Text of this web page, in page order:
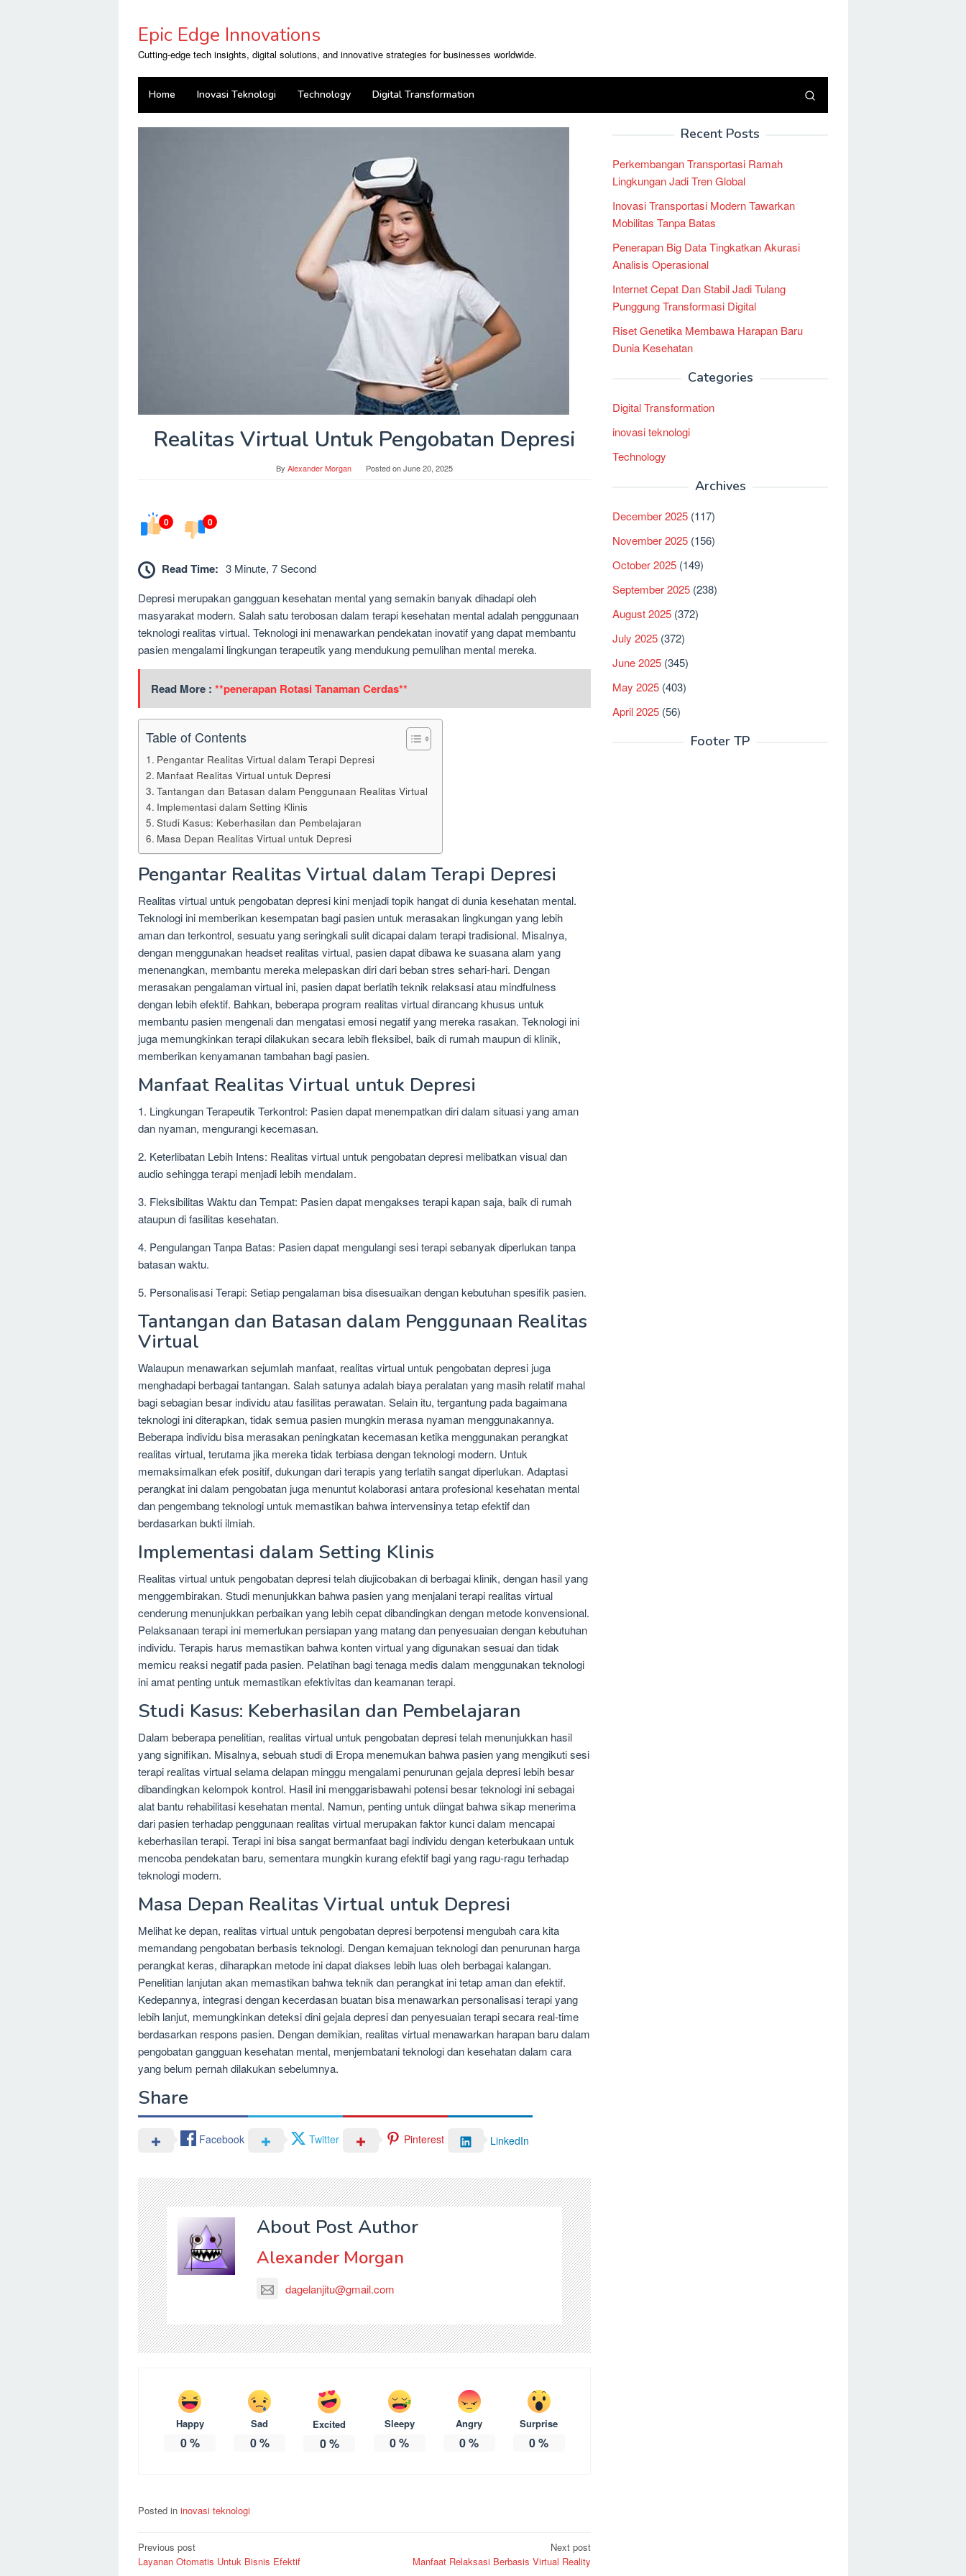
contentEpic Edge Innovations
Cutting-edge tech insights, digital solutions, and innovative strategies for businesses worldwide.
Home Inovasi Teknologi Technology Digital Transformation
Realitas Virtual Untuk Pengobatan Depresi
By Alexander Morgan Posted onJune 20, 2025
0 0
Read Time: 3 Minute, 7 Second
Depresi merupakan gangguan kesehatan mental yang semakin banyak dihadapi oleh
masyarakat modern. Salah satu terobosan dalam terapi kesehatan mental adalah penggunaan
teknologi realitas virtual. Teknologi ini menawarkan pendekatan inovatif yang dapat membantu
pasien mengalami lingkungan terapeutik yang mendukung pemulihan mental mereka.
Read More : **penerapan Rotasi Tanaman Cerdas**
Table of Contents
Pengantar Realitas Virtual dalam Terapi Depresi
Manfaat Realitas Virtual untuk Depresi
Tantangan dan Batasan dalam Penggunaan Realitas Virtual
Implementasi dalam Setting Klinis
Studi Kasus: Keberhasilan dan Pembelajaran
Masa Depan Realitas Virtual untuk Depresi
Pengantar Realitas Virtual dalam Terapi Depresi
Realitas virtual untuk pengobatan depresi kini menjadi topik hangat di dunia kesehatan mental.
Teknologi ini memberikan kesempatan bagi pasien untuk merasakan lingkungan yang lebih
aman dan terkontrol, sesuatu yang seringkali sulit dicapai dalam terapi tradisional. Misalnya,
dengan menggunakan headset realitas virtual, pasien dapat dibawa ke suasana alam yang
menenangkan, membantu mereka melepaskan diri dari beban stres sehari-hari. Dengan
merasakan pengalaman virtual ini, pasien dapat berlatih teknik relaksasi atau mindfulness
dengan lebih efektif. Bahkan, beberapa program realitas virtual dirancang khusus untuk
membantu pasien mengenali dan mengatasi emosi negatif yang mereka rasakan. Teknologi ini
juga memungkinkan terapi dilakukan secara lebih fleksibel, baik di rumah maupun di klinik,
memberikan kenyamanan tambahan bagi pasien.
Manfaat Realitas Virtual untuk Depresi
1. Lingkungan Terapeutik Terkontrol: Pasien dapat menempatkan diri dalam situasi yang aman
dan nyaman, mengurangi kecemasan.
2. Keterlibatan Lebih Intens: Realitas virtual untuk pengobatan depresi melibatkan visual dan
audio sehingga terapi menjadi lebih mendalam.
3. Fleksibilitas Waktu dan Tempat: Pasien dapat mengakses terapi kapan saja, baik di rumah
ataupun di fasilitas kesehatan.
4. Pengulangan Tanpa Batas: Pasien dapat mengulangi sesi terapi sebanyak diperlukan tanpa
batasan waktu.
5. Personalisasi Terapi: Setiap pengalaman bisa disesuaikan dengan kebutuhan spesifik pasien.
Tantangan dan Batasan dalam Penggunaan Realitas
Virtual
Walaupun menawarkan sejumlah manfaat, realitas virtual untuk pengobatan depresi juga
menghadapi berbagai tantangan. Salah satunya adalah biaya peralatan yang masih relatif mahal
bagi sebagian besar individu atau fasilitas perawatan. Selain itu, tergantung pada bagaimana
teknologi ini diterapkan, tidak semua pasien mungkin merasa nyaman menggunakannya.
Beberapa individu bisa merasakan peningkatan kecemasan ketika menggunakan perangkat
realitas virtual, terutama jika mereka tidak terbiasa dengan teknologi modern. Untuk
memaksimalkan efek positif, dukungan dari terapis yang terlatih sangat diperlukan. Adaptasi
perangkat ini dalam pengobatan juga menuntut kolaborasi antara profesional kesehatan mental
dan pengembang teknologi untuk memastikan bahwa intervensinya tetap efektif dan
berdasarkan bukti ilmiah.
Implementasi dalam Setting Klinis
Realitas virtual untuk pengobatan depresi telah diujicobakan di berbagai klinik, dengan hasil yang
menggembirakan. Studi menunjukkan bahwa pasien yang menjalani terapi realitas virtual
cenderung menunjukkan perbaikan yang lebih cepat dibandingkan dengan metode konvensional.
Pelaksanaan terapi ini memerlukan persiapan yang matang dan penyesuaian dengan kebutuhan
individu. Terapis harus memastikan bahwa konten virtual yang digunakan sesuai dan tidak
memicu reaksi negatif pada pasien. Pelatihan bagi tenaga medis dalam menggunakan teknologi
ini amat penting untuk memastikan efektivitas dan keamanan terapi.
Studi Kasus: Keberhasilan dan Pembelajaran
Dalam beberapa penelitian, realitas virtual untuk pengobatan depresi telah menunjukkan hasil
yang signifikan. Misalnya, sebuah studi di Eropa menemukan bahwa pasien yang mengikuti sesi
terapi realitas virtual selama delapan minggu mengalami penurunan gejala depresi lebih besar
dibandingkan kelompok kontrol. Hasil ini menggarisbawahi potensi besar teknologi ini sebagai
alat bantu rehabilitasi kesehatan mental. Namun, penting untuk diingat bahwa sikap menerima
dari pasien terhadap penggunaan realitas virtual merupakan faktor kunci dalam mencapai
keberhasilan terapi. Terapi ini bisa sangat bermanfaat bagi individu dengan keterbukaan untuk
mencoba pendekatan baru, sementara mungkin kurang efektif bagi yang ragu-ragu terhadap
teknologi modern.
Masa Depan Realitas Virtual untuk Depresi
Melihat ke depan, realitas virtual untuk pengobatan depresi berpotensi mengubah cara kita
memandang pengobatan berbasis teknologi. Dengan kemajuan teknologi dan penurunan harga
perangkat keras, diharapkan metode ini dapat diakses lebih luas oleh berbagai kalangan.
Penelitian lanjutan akan memastikan bahwa teknik dan perangkat ini tetap aman dan efektif.
Kedepannya, integrasi dengan kecerdasan buatan bisa menawarkan personalisasi terapi yang
lebih lanjut, memungkinkan deteksi dini gejala depresi dan penyesuaian terapi secara real-time
berdasarkan respons pasien. Dengan demikian, realitas virtual menawarkan harapan baru dalam
pengobatan gangguan kesehatan mental, menjembatani teknologi dan kesehatan dalam cara
yang belum pernah dilakukan sebelumnya.
Share
Facebook Twitter Pinterest LinkedIn
About Post Author
Alexander Morgan
dagelanjitu@gmail.com
Happy
0%
Sad
0%
Excited
0%
Sleepy
0%
Angry
0%
Surprise
0%
Posted in inovasi teknologi
Post
navigation
Previous post
Layanan Otomatis Untuk Bisnis Efektif
Next post
Manfaat Relaksasi Berbasis Virtual Reality
Recent Posts
Perkembangan Transportasi Ramah
Lingkungan Jadi Tren Global
Inovasi Transportasi Modern Tawarkan
Mobilitas Tanpa Batas
Penerapan Big Data Tingkatkan Akurasi
Analisis Operasional
Internet Cepat Dan Stabil Jadi Tulang
Punggung Transformasi Digital
Riset Genetika Membawa Harapan Baru
Dunia Kesehatan
Categories
Digital Transformation
inovasi teknologi
Technology
Archives
December 2025 (117)
November 2025 (156)
October 2025 (149)
September 2025 (238)
August 2025 (372)
July 2025 (372)
June 2025 (345)
May 2025 (403)
April 2025 (56)
Footer TP